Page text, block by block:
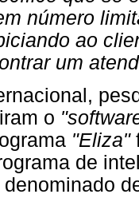
número
ao
um
o
"Eliza"
de